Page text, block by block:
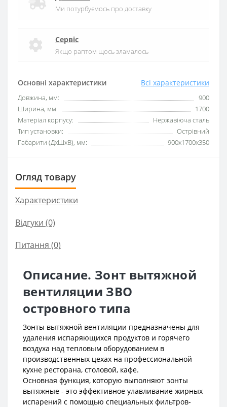
Основні характеристики Всі характеристики
Довжина, мм:
900
Ширина, мм:
1700
Матеріал корпусу:
Нержавіюча сталь
Тип установки:
Острівний
Габарити (ДхШхВ), мм:
900x1700x350
Ми потурбуємось про доставку
Сервіс
Якщо раптом щось зламалось
Огляд товару
Характеристики
Відгуки (0)
Питання (0)
Описание. Зонт вытяжной
вентиляции ЗВО
островного типа
Зонты вытяжной вентиляции предназначены для
удаления испаряющихся продуктов и горячего
воздуха над тепловым оборудованием в
производственных цехах на профессиональной
кухне ресторана, столовой, кафе.
Основная функция, которую выполняют зонты
вытяжные - это эффективное улавливание жирных
испарений с помощью специальных фильтров-